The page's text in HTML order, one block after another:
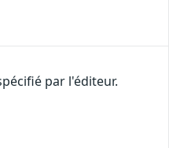
par l'éditeur.